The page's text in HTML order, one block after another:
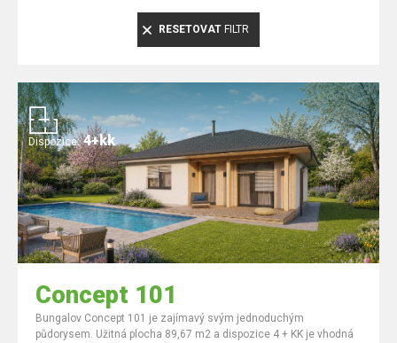
RESETOVAT FILTR
Dispozice: 4+kk
Concept 101
Bungalov Concept 101 je zajímavý svým jednoduchým
půdorysem. Užitná plocha 89,67 m2 a dispozice 4 + KK je vhodná